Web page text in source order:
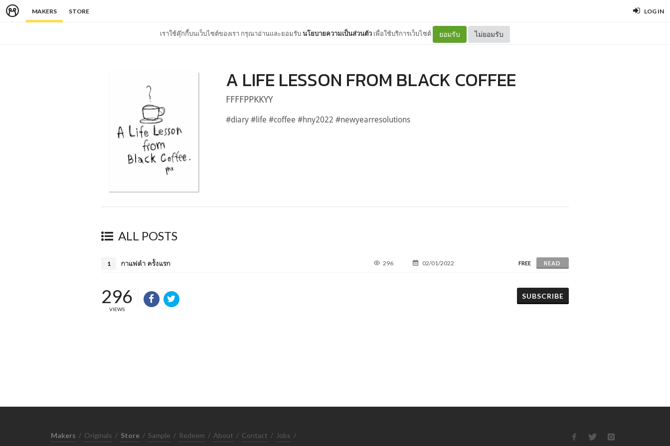
MAKERS STORE LOG IN
เราใช้คุ๊กกี้บนเว็บไซต์ของเรา กรุณาอ่านและยอมรับนโยบายความเป็นส่วนตัว เพื่อใช้บริการเว็บไซต์ ยอมรับ ไม่ยอมรับ
A LIFE LESSON FROM BLACK COFFEE
FFFFPPKKYY
#diary #life #coffee #hny2022 #newyearresolutions
ALL POSTS
1 กาแฟดำ ครั้งแรก 296 02/01/2022 FREE READ
296
VIEWS
SUBSCRIBE
Makers / Originals / Store / Sample / Redeem / About / Contact / Jobs /